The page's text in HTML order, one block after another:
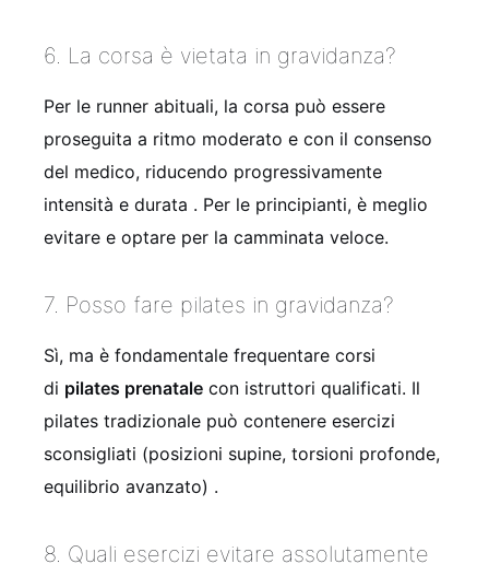
6. La corsa è vietata in gravidanza?
Per le runner abituali, la corsa può essere
proseguita a ritmo moderato e con il consenso
del medico, riducendo progressivamente
intensità e durata . Per le principianti, è meglio
evitare e optare per la camminata veloce.
7. Posso fare pilates in gravidanza?
Sì, ma è fondamentale frequentare corsi
di pilates prenatale con istruttori qualificati. Il
pilates tradizionale può contenere esercizi
sconsigliati (posizioni supine, torsioni profonde,
equilibrio avanzato) .
8. Quali esercizi evitare assolutamente